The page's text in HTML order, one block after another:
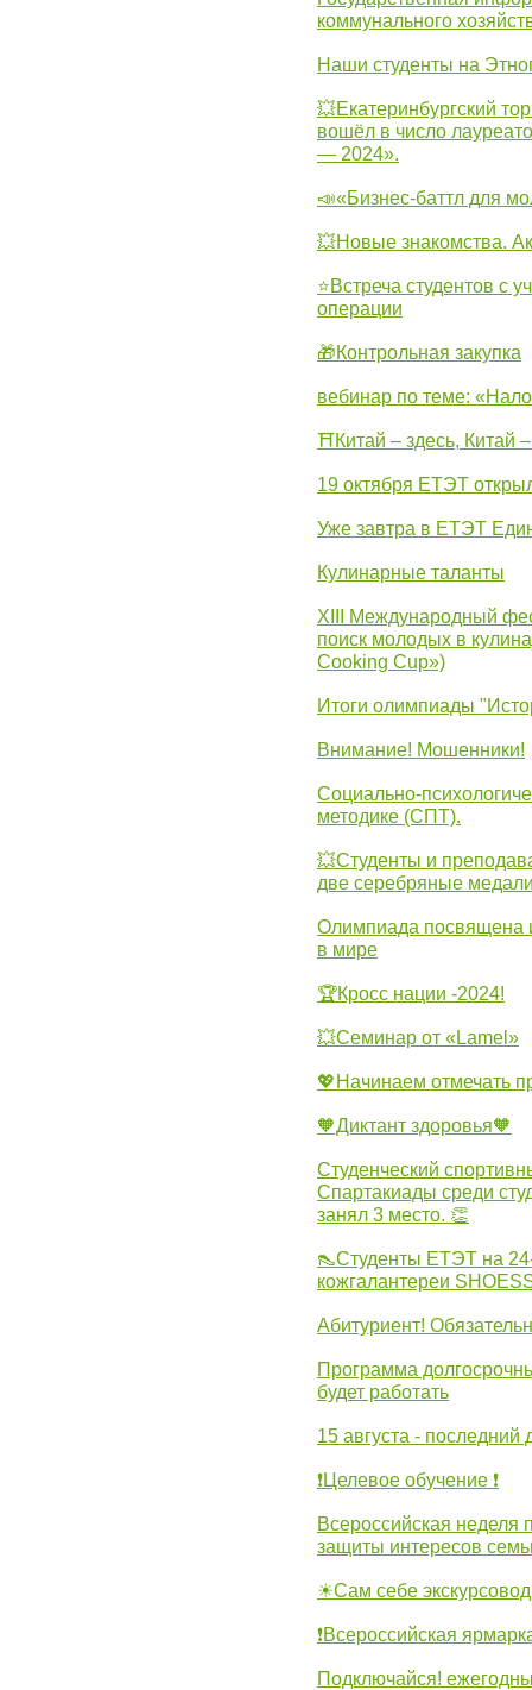
коммунального
Наши студенты на
💥Екатеринбургский
вошёл в число
— 2024».
📣«Бизнес-баттл для
💥Новые знакомства.
⭐Встреча студентов с
операции
🎁Контрольная закупка
вебинар по теме:
⛩Китай – здесь, Китай
19 октября ЕТЭТ
Уже завтра в ЕТЭТ
Кулинарные таланты
XIII Международный
поиск молодых в
Cooking Cup»)
Итоги олимпиады
Внимание! Мошенники!
Социально-
методике (СПТ).
💥Студенты и
две серебряные
Олимпиада посвящена
в мире
🏆Кросс нации -2024!
💥Семинар от «Lamel»
💖Начинаем отмечать
🧡Диктант здоровья🧡
Студенческий
Спартакиады среди
занял 3 место. 👏
👠Студенты ЕТЭТ на
кожгалантереи
Абитуриент!
Программа
будет работать
15 августа - последний
❗Целевое обучение ❗
Всероссийская
защиты интересов
☀Сам себе экскурсовод
❗Всероссийская
Подключайся!